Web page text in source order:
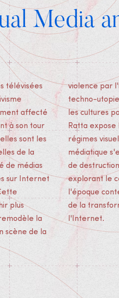
Media
télévisées
affecté
à son tour
sont les
de la
de médias
sur Internet
plus
la
scène de la
aux
et
Della
où les
production
modes
En
de
de
l'Internet.